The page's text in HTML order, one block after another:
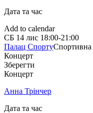
Дата та час
Add to calendar
СБ 14 лис 18:00-21:00
Палац Спорту
Концерт
Зберегти
Концерт
Анна Трінчер
Дата та час